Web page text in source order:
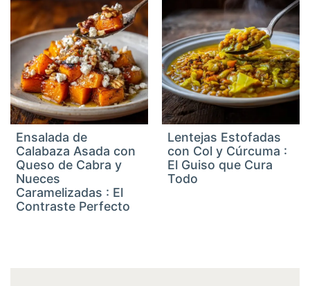
Ensalada de
Calabaza Asada con
Queso de Cabra y
Nueces
Caramelizadas : El
Contraste Perfecto
Lentejas Estofadas
con Col y Cúrcuma :
El Guiso que Cura
Todo